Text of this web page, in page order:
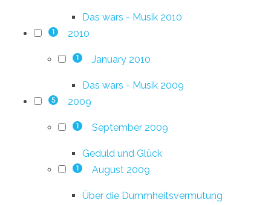
Das wars - Musik 2010
1 2010
1 January 2010
Das wars - Musik 2009
5 2009
1 September 2009
Geduld und Glück
1 August 2009
Über die Dummheitsvermutung